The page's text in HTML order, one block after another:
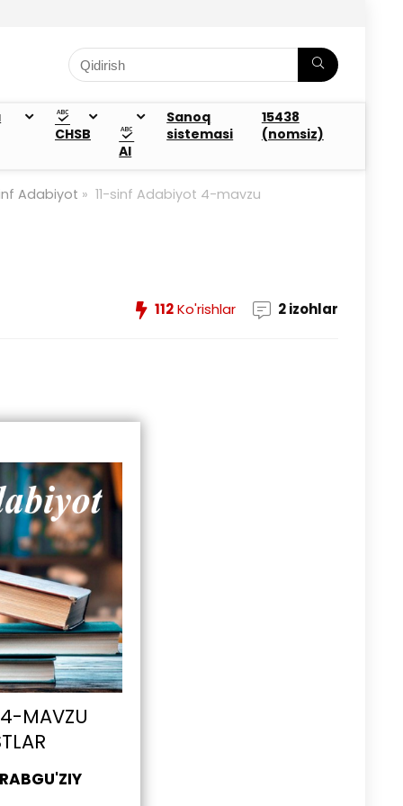
CHSB
AI
Sanoq
sistemasi
15438
(nomsiz)
Adabiyot » 11-sinf Adabiyot 4-mavzu
112Ko'rishlar 2 izohlar
MAVZU